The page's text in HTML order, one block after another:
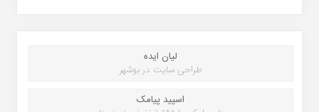
لیان ایده
طراحی سایت در بوشهر
اسپید پیامک